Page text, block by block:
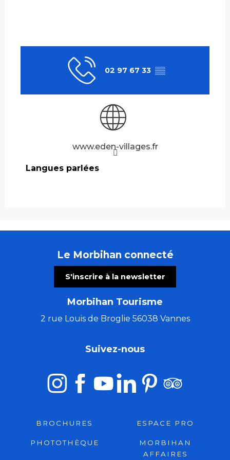
02 97 67 33 ▒▒
www.eden-villages.fr
Langues parlées
Langues parlées
Le Morbihan connecté
S'inscrire à la newsletter
Morbihan Tourisme
2 rue Louis de Broglie 56038 Vannes
Suivez-nous
BROCHURES ESPACE PRO
PHOTOTHÈQUE
MORBIHAN
AFFAIRES